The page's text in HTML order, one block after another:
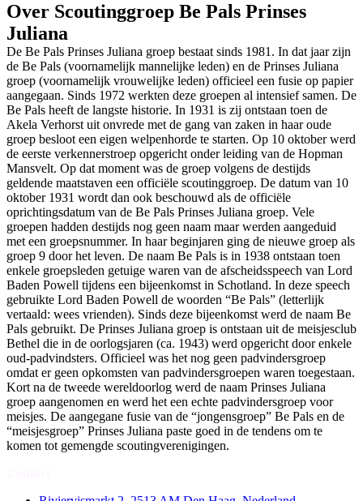
Over Scoutinggroep Be Pals Prinses
Juliana
De Be Pals Prinses Juliana groep bestaat sinds 1981. In dat jaar zijn
de Be Pals (voornamelijk mannelijke leden) en de Prinses Juliana
groep (voornamelijk vrouwelijke leden) officieel een fusie op papier
aangegaan. Sinds 1972 werkten deze groepen al intensief samen. De
Be Pals heeft de langste historie. In 1931 is zij ontstaan toen de
Akela Verhorst uit onvrede met de gang van zaken in haar oude
groep besloot een eigen welpenhorde te starten. Op 10 oktober werd
de eerste verkennerstroep opgericht onder leiding van de Hopman
Mansvelt. Op dat moment was de groep volgens de destijds
geldende maatstaven een officiële scoutinggroep. De datum van 10
oktober 1931 wordt dan ook beschouwd als de officiële
oprichtingsdatum van de Be Pals Prinses Juliana groep. Vele
groepen hadden destijds nog geen naam maar werden aangeduid
met een groepsnummer. In haar beginjaren ging de nieuwe groep als
groep 9 door het leven. De naam Be Pals is in 1938 ontstaan toen
enkele groepsleden getuige waren van de afscheidsspeech van Lord
Baden Powell tijdens een bijeenkomst in Schotland. In deze speech
gebruikte Lord Baden Powell de woorden “Be Pals” (letterlijk
vertaald: wees vrienden). Sinds deze bijeenkomst werd de naam Be
Pals gebruikt. De Prinses Juliana groep is ontstaan uit de meisjesclub
Bethel die in de oorlogsjaren (ca. 1943) werd opgericht door enkele
oud-padvindsters. Officieel was het nog geen padvindersgroep
omdat er geen opkomsten van padvindersgroepen waren toegestaan.
Kort na de tweede wereldoorlog werd de naam Prinses Juliana
groep aangenomen en werd het een echte padvindersgroep voor
meisjes. De aangegane fusie van de “jongensgroep” Be Pals en de
“meisjesgroep” Prinses Juliana paste goed in de tendens om te
komen tot gemengde scoutingverenigingen.